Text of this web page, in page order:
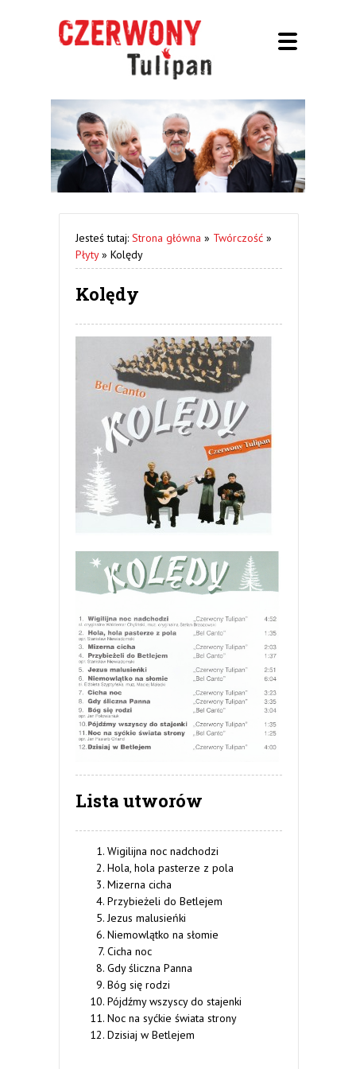
Jesteś tutaj: Strona główna » Twórczość »
Płyty» Kolędy
Kolędy
Lista utworów
Wigilijna noc nadchodzi
Hola, hola pasterze z pola
Mizerna cicha
Przybieżeli do Betlejem
Jezus malusieńki
Niemowlątko na słomie
Cicha noc
Gdy śliczna Panna
Bóg się rodzi
Pójdźmy wszyscy do stajenki
Noc na syćkie świata strony
Dzisiaj w Betlejem